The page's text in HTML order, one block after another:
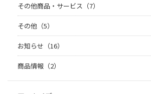
その他商品・サービス（7）
その他（5）
お知らせ（16）
商品情報（2）